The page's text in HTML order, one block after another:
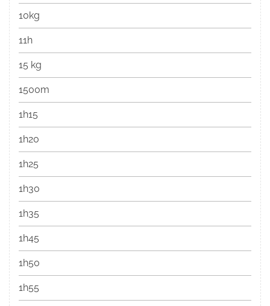
10kg
11h
15 kg
1500m
1h15
1h20
1h25
1h30
1h35
1h45
1h50
1h55